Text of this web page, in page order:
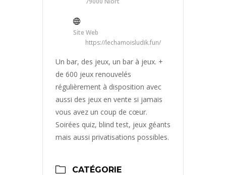
Site Web
https://lechamoisludik.fun/
Un bar, des jeux, un bar à jeux. +
de 600 jeux renouvelés
régulièrement à disposition avec
aussi des jeux en vente si jamais
vous avez un coup de cœur.
Soirées quiz, blind test, jeux géants
mais aussi privatisations possibles.
CATÉGORIE